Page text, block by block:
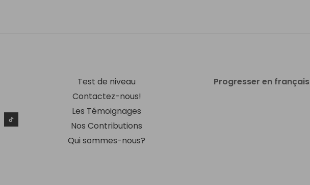
Test de niveau
Contactez-nous!
Les Témoignages
Nos Contributions
Qui sommes-nous?
Progresser en français